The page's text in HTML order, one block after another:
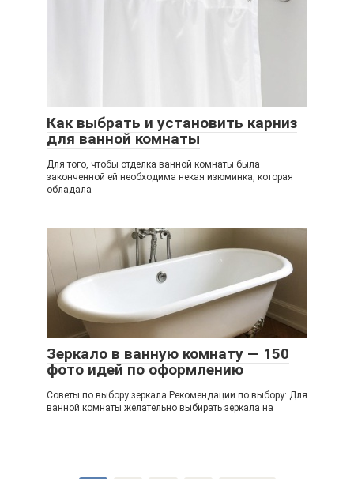
Как выбрать и установить карниз
для ванной комнаты
Для того, чтобы отделка ванной комнаты была
законченной ей необходима некая изюминка, которая
обладала
Зеркало в ванную комнату — 150
фото идей по оформлению
Советы по выбору зеркала Рекомендации по выбору: Для
ванной комнаты желательно выбирать зеркала на